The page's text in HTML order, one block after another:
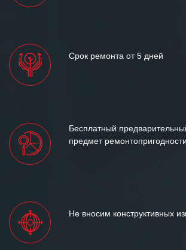
Срок ремонта от 5 дней
Бесплатный
предмет ремонтопригодности
Не вносим конструктивных